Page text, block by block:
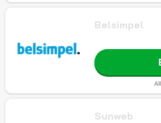
Belsimpel
Sunweb